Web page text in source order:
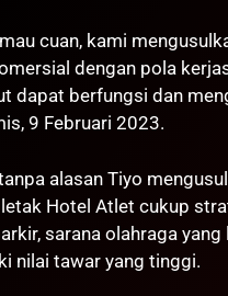
cuan, kami
dengan pola
dapat berfungsi dan
9 Februari 2023.
alasan Tiyo
Hotel Atlet cukup
sarana olahraga
nilai tawar yang tinggi.